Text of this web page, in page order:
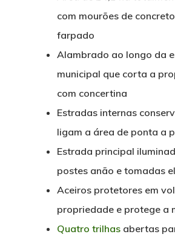
com mourões de
farpado
Alambrado ao longo da
municipal que corta a
com concertina
Estradas internas
ligam a área de ponta a
Estrada principal
postes anão e tomadas
Aceiros protetores em
propriedade e protege a
Quatro trilhas abertas